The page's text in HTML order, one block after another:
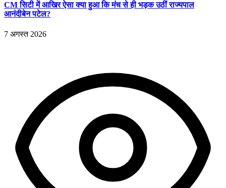
CM सिटी में आखिर ऐसा क्या हुआ कि मंच से ही भड़क उठीं राज्यपाल
आनंदीबेन पटेल?
7 अगस्त 2026